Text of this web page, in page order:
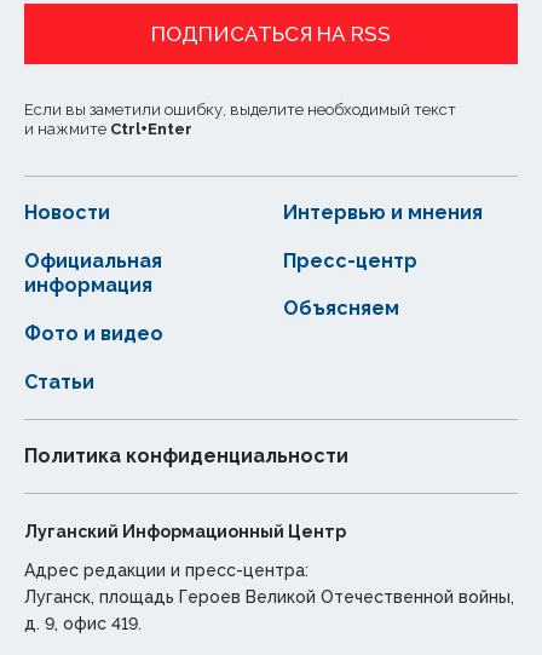
ПОДПИСАТЬСЯ НА RSS
Если вы заметили ошибку, выделите необходимый текст
и нажмите Ctrl+Enter
Новости
Статьи
Официальная
информация
Интервью и мнения
Фото и видео
Пресс-центр
Объясняем
Политика конфиденциальности
Луганский Информационный Центр
Адрес редакции и пресс-центра:
Луганск, площадь Героев Великой Отечественной войны,
д. 9, офис 419.